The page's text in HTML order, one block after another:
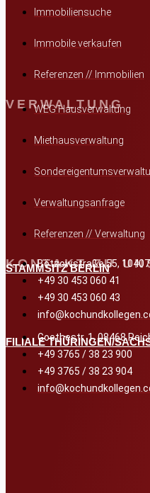
Immobiliensuche
Immobile verkaufen
Referenzen // Immobilien
VERWALTUNG
WEG Hausverwaltung
Miethausverwaltung
Verwaltungsanfrage
Referenzen // Verwaltung
KONTAKT ZU
STAMMSITZ BERLIN
Bötzowstraße 55,
+49 30 453 060 41
+49 30 453 060 43
FILIALE THÜRINGEN/
Goethestr. 1, 08468
+49 3765 / 38 23 900
+49 3765 / 38 23 904